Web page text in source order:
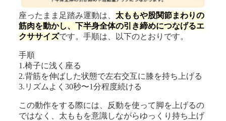
座ったまま足踏み運動は、 太ももや股関節まわりの
筋肉を動かし、下半身全体の引き締めにつなげるエ
クササイズです。手順は、以下のとおりです。
手順
1.椅子に浅く座る
2.背筋を伸ばした状態で左右交互に膝を持ち上げる
3.リズムよく30秒〜1分程度続ける
この動作をする際には、反動を使って脚を上げるの
ではなく、太ももを意識しながらゆっくり持ち上げ